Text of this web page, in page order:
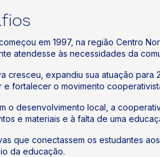
em 1997, na região Centro
atendesse às necessidades da
cresceu, expandiu sua atuação
e fortalecer o movimento
o desenvolvimento local, a
e materiais e à falta de uma
que conectassem os estudantes
da educação.